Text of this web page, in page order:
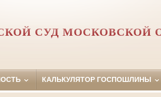
СУД МОСКОВСКОЙ
КАЛЬКУЛЯТОР ГОСПОШЛИНЫ